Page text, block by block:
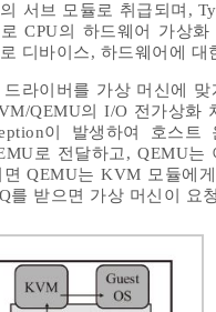
서브 모듈로 취급되며,
CPU의 하드웨어 가상
디바이스, 하드웨어에 대
라이버를 가상 머신에
QEMU의 I/O 전가상화
이 발생하여 호스
로 전달하고, QEMU
QEMU는 KVM 모듈에
를 받으면 가상 머신이 요